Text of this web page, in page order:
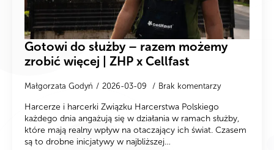
Gotowi do służby – razem możemy
zrobić więcej | ZHP x Cellfast
Małgorzata Godyń 2026-03-09 Brak komentarzy
Harcerze i harcerki Związku Harcerstwa Polskiego
każdego dnia angażują się w działania w ramach służby,
które mają realny wpływ na otaczający ich świat. Czasem
są to drobne inicjatywy w najbliższej…